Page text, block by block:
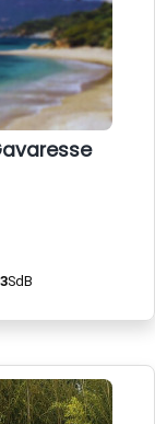
3SdB